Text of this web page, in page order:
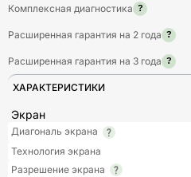
Комплексная диагностика ?
Расширенная гарантия на 2 года ?
Расширенная гарантия на 3 года ?
ХАРАКТЕРИСТИКИ
Экран
Диагональ экрана
Технология экрана
Разрешение экрана